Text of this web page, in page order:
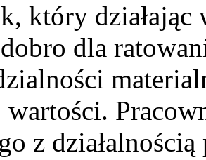
który działając
dla
wartości.
z